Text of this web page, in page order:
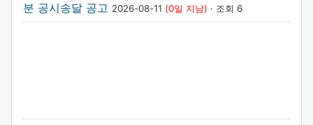
분 공시송달 공고 2026-08-11 (0일 지남) · 조회 6